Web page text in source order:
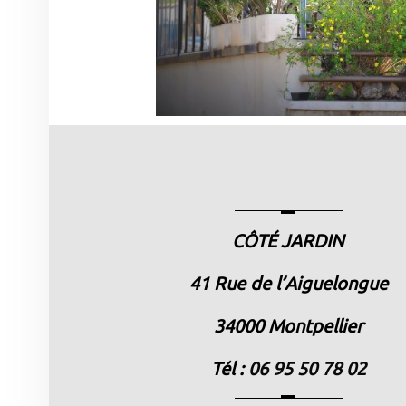
CÔTÉ JARDIN
41 Rue de l’Aiguelongue
34000 Montpellier
Tél : 06 95 50 78 02